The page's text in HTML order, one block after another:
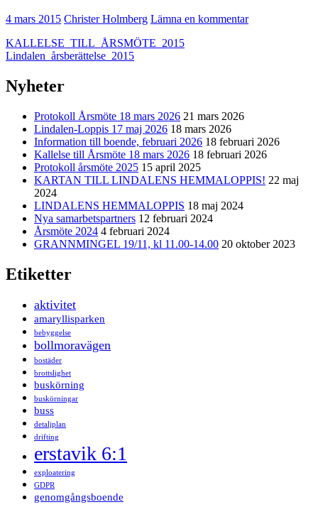
4 mars 2015 Christer Holmberg Lämna en kommentar
KALLELSE_TILL_ÅRSMÖTE_2015
Lindalen_årsberättelse_2015
Nyheter
Protokoll Årsmöte 18 mars 2026 21 mars 2026
Lindalen-Loppis 17 maj 2026 18 mars 2026
Information till boende, februari 2026 18 februari 2026
Kallelse till Årsmöte 18 mars 2026 18 februari 2026
Protokoll årsmöte 2025 15 april 2025
KARTAN TILL LINDALENS HEMMALOPPIS! 22 maj
2024
LINDALENS HEMMALOPPIS 18 maj 2024
Nya samarbetspartners 12 februari 2024
Årsmöte 2024 4 februari 2024
GRANNMINGEL 19/11, kl 11.00-14.00 20 oktober 2023
Etiketter
aktivitet
amaryllisparken
bebyggelse
bollmoravägen
bostäder
brottslighet
buskörning
buskörningar
buss
detaljplan
drifting
erstavik 6:1
exploatering
GDPR
genomgångsboende